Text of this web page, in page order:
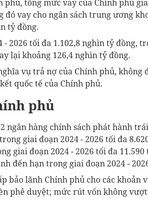
tổng mức vay của Chính phủ
vay cho ngân sách trung ương
tỷ đồng.
2026 tối đa 1.102,8 nghìn tỷ đồng,
lại khoảng 126,4 nghìn tỷ đồng.
vụ trả nợ của Chính phủ, không
quốc tế của Chính phủ.
phủ
ngân hàng chính sách phát hành
giai đoạn 2024 - 2026 tối đa
giai đoạn 2024 - 2026 tối đa
đến hạn trong giai đoạn 2024 -
bảo lãnh Chính phủ cho các khoản
phê duyệt; mức rút vốn không